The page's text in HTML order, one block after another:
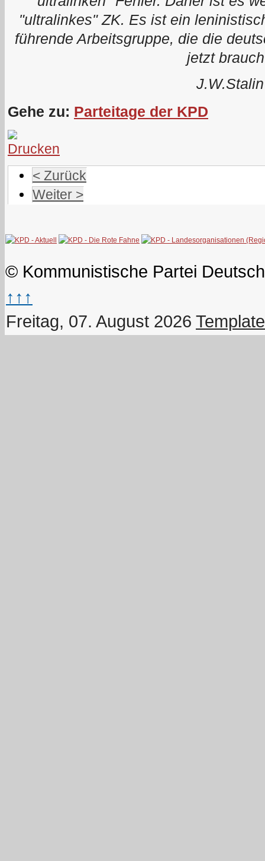
"ultralinkes" ZK. Es ist ein
führende Arbeitsgruppe, die die
jetzt
J.W.Stalin
Gehe zu: Parteitage der KPD
< Zurück
Weiter >
© Kommunistische Partei
↑↑↑
Freitag, 07. August 2026